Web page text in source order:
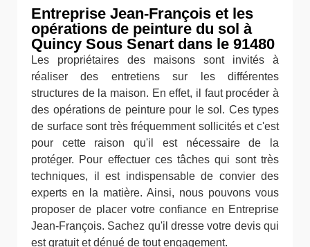
Entreprise Jean-François et les
opérations de peinture du sol à
Quincy Sous Senart dans le 91480
Les propriétaires des maisons sont invités à
réaliser des entretiens sur les différentes
structures de la maison. En effet, il faut procéder à
des opérations de peinture pour le sol. Ces types
de surface sont très fréquemment sollicités et c'est
pour cette raison qu'il est nécessaire de la
protéger. Pour effectuer ces tâches qui sont très
techniques, il est indispensable de convier des
experts en la matière. Ainsi, nous pouvons vous
proposer de placer votre confiance en Entreprise
Jean-François. Sachez qu'il dresse votre devis qui
est gratuit et dénué de tout engagement.